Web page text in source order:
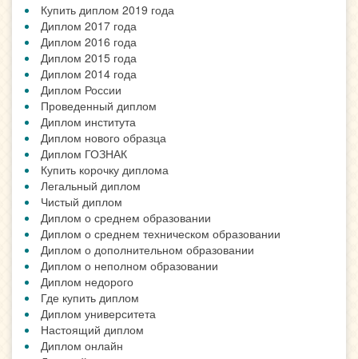
Купить диплом 2019 года
Диплом 2017 года
Диплом 2016 года
Диплом 2015 года
Диплом 2014 года
Диплом России
Проведенный диплом
Диплом института
Диплом нового образца
Диплом ГОЗНАК
Купить корочку диплома
Легальный диплом
Чистый диплом
Диплом о среднем образовании
Диплом о среднем техническом образовании
Диплом о дополнительном образовании
Диплом о неполном образовании
Диплом недорого
Где купить диплом
Диплом университета
Настоящий диплом
Диплом онлайн